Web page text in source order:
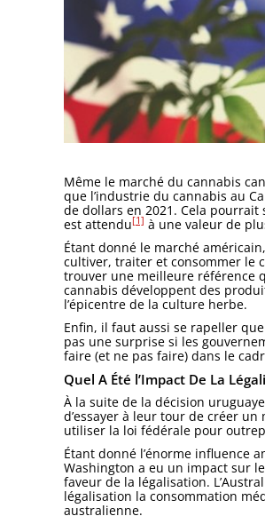
Même le marché du cannabis
que l’industrie du cannabis au
de dollars en 2021. Cela pourrait
est attendu[1] à une valeur de
Étant donné le marché
cultiver, traiter et consommer le
trouver une meilleure référence
cannabis développent des
l’épicentre de la culture herbe.
Enfin, il faut aussi se rapeller
pas une surprise si les
faire (et ne pas faire) dans le
Quel A Été l’Impact De La
À la suite de la décision
d’essayer à leur tour de créer
utiliser la loi fédérale pour
Étant donné l’énorme influence
Washington a eu un impact sur
faveur de la légalisation.
légalisation la consommation
australienne.